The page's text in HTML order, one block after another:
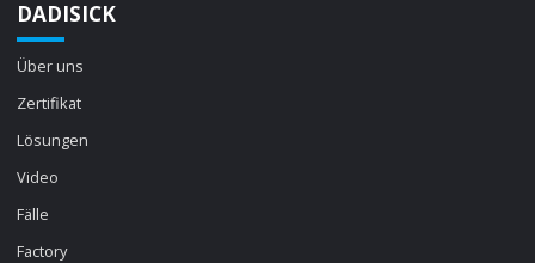
DADISICK
Über uns
Zertifikat
Lösungen
Video
Fälle
Factory